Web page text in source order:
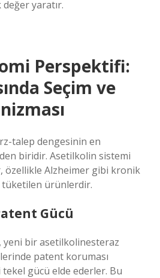
yaratır.
Perspektifi:
Seçim ve
talep dengesinin en
biridir. Asetilkolin sistemi
özellikle Alzheimer gibi kronik
tüketilen ürünlerdir.
Gücü
bir asetilkolinesteraz
patent koruması
tekel gücü elde ederler. Bu